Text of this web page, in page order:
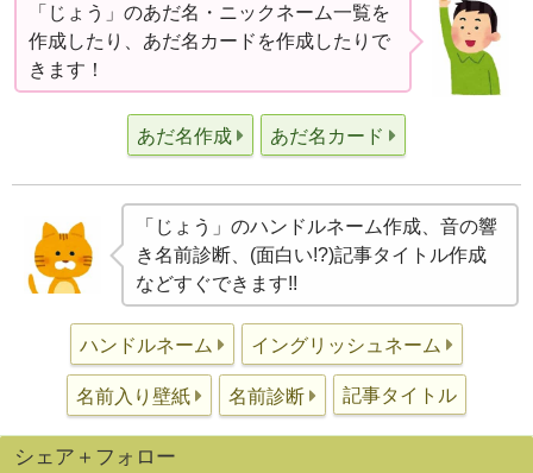
「じょう」のあだ名・ニックネーム一覧を
作成したり、あだ名カードを作成したりで
きます！
あだ名作成 あだ名カード
「じょう」のハンドルネーム作成、音の響
き名前診断、(面白い!?)記事タイトル作成
などすぐできます!!
ハンドルネーム イングリッシュネーム
名前入り壁紙 名前診断 記事タイトル
シェア＋フォロー